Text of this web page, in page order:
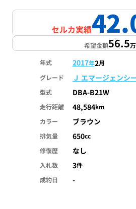
セルカ実績
希望金額56.5
年式 2017年2月
グレード
Ｊ エマージェンシ
型式 DBA-B21W
走行距離 48,584km
カラー
ブラウン
排気量 650cc
修復歴
なし
入札数 3件
成約日
-